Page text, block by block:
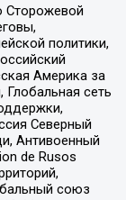
Сторожевой
политики,
Америка за
сеть
Северный
Антивоенный
de Rusos
союз